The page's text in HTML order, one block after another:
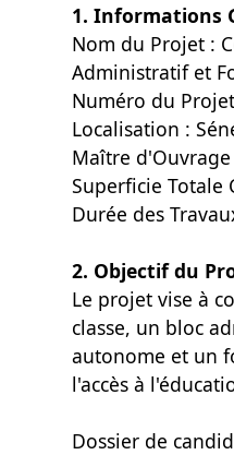
1. Informations
Nom du Projet :
Administratif et
Numéro du
Localisation :
Maître
Superficie Totale
Durée des
2. Objectif du
Le projet vise à
classe, un bloc
autonome et un
l'accès à
Dossier de